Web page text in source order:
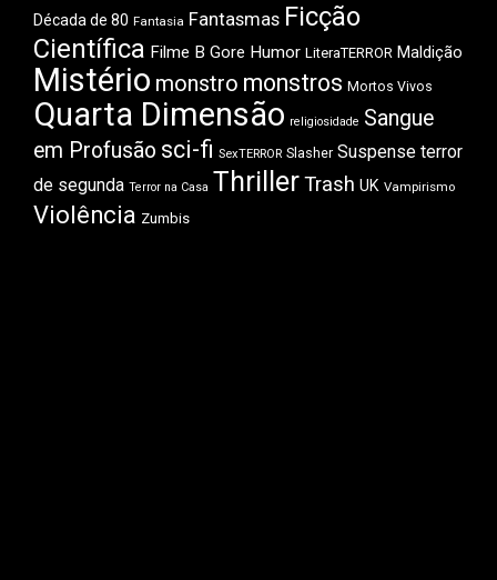
Década de 80 Fantasia Fantasmas Ficção
Científica Filme B Gore Humor LiteraTERROR Maldição
Mistério monstro monstros Mortos Vivos
Quarta Dimensão religiosidade Sangue
em Profusão sci-fi SexTERROR Slasher Suspense terror
de segunda Terror na Casa ThrillerTrash UK Vampirismo
Violência Zumbis